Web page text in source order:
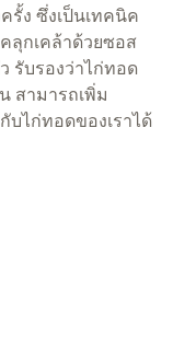
ง ซึ่งเป็นเทคนิค
ลุกเคล้าด้วยซอส
รับรองว่าไก่ทอด
สามารถเพิ่ม
ไก่ทอดของเราได้